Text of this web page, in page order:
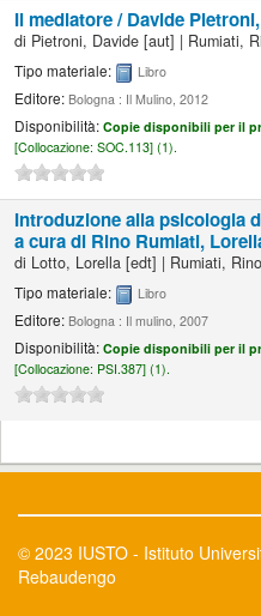
Il mediatore /Davide
di Pietroni, Davide [aut] | Rumiati,
Tipo materiale: Libro
Editore: Bologna : Il Mulino, 2012
Disponibilità:Copie disponibili per il
[Collocazione:SOC.113] (1).
Introduzione alla psicologia
a cura di Rino Rumiati,
di Lotto, Lorella [edt] | Rumiati, Rino
Tipo materiale: Libro
Editore: Bologna : Il mulino, 2007
Disponibilità:Copie disponibili per il
[Collocazione: PSI.387] (1).
© 2023 IUSTO - Istituto
Rebaudengo